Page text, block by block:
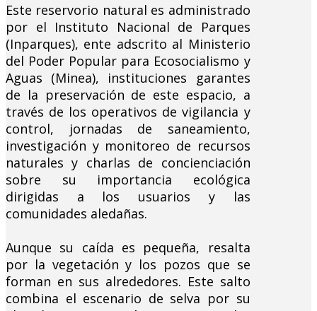
Este reservorio natural es administrado
por el Instituto Nacional de Parques
(Inparques), ente adscrito al Ministerio
del Poder Popular para Ecosocialismo y
Aguas (Minea), instituciones garantes
de la preservación de este espacio, a
través de los operativos de vigilancia y
control, jornadas de saneamiento,
investigación y monitoreo de recursos
naturales y charlas de concienciación
sobre su importancia ecológica
dirigidas a los usuarios y las
comunidades aledañas.
Aunque su caída es pequeña, resalta
por la vegetación y los pozos que se
forman en sus alrededores. Este salto
combina el escenario de selva por su